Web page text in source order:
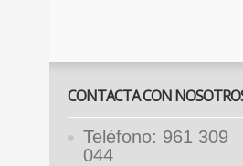
CONTACTA CON
Teléfono: 961 309
044